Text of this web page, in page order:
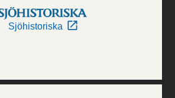
Sjöhistoriska